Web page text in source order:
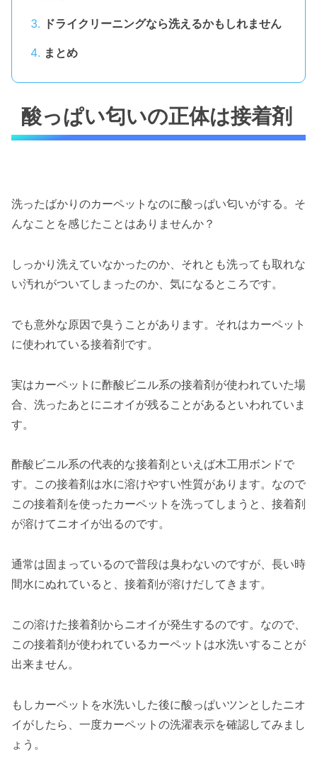
ドライクリーニングなら洗えるかもしれません
まとめ
酸っぱい匂いの正体は接着剤
洗ったばかりのカーペットなのに酸っぱい匂いがする。そ
んなことを感じたことはありませんか？
しっかり洗えていなかったのか、それとも洗っても取れな
い汚れがついてしまったのか、気になるところです。
でも意外な原因で臭うことがあります。それはカーペット
に使われている接着剤です。
実はカーペットに酢酸ビニル系の接着剤が使われていた場
合、洗ったあとにニオイが残ることがあるといわれていま
す。
酢酸ビニル系の代表的な接着剤といえば木工用ボンドで
す。この接着剤は水に溶けやすい性質があります。なので
この接着剤を使ったカーペットを洗ってしまうと、接着剤
が溶けてニオイが出るのです。
通常は固まっているので普段は臭わないのですが、長い時
間水にぬれていると、接着剤が溶けだしてきます。
この溶けた接着剤からニオイが発生するのです。なので、
この接着剤が使われているカーペットは水洗いすることが
出来ません。
もしカーペットを水洗いした後に酸っぱいツンとしたニオ
イがしたら、一度カーペットの洗濯表示を確認してみまし
ょう。